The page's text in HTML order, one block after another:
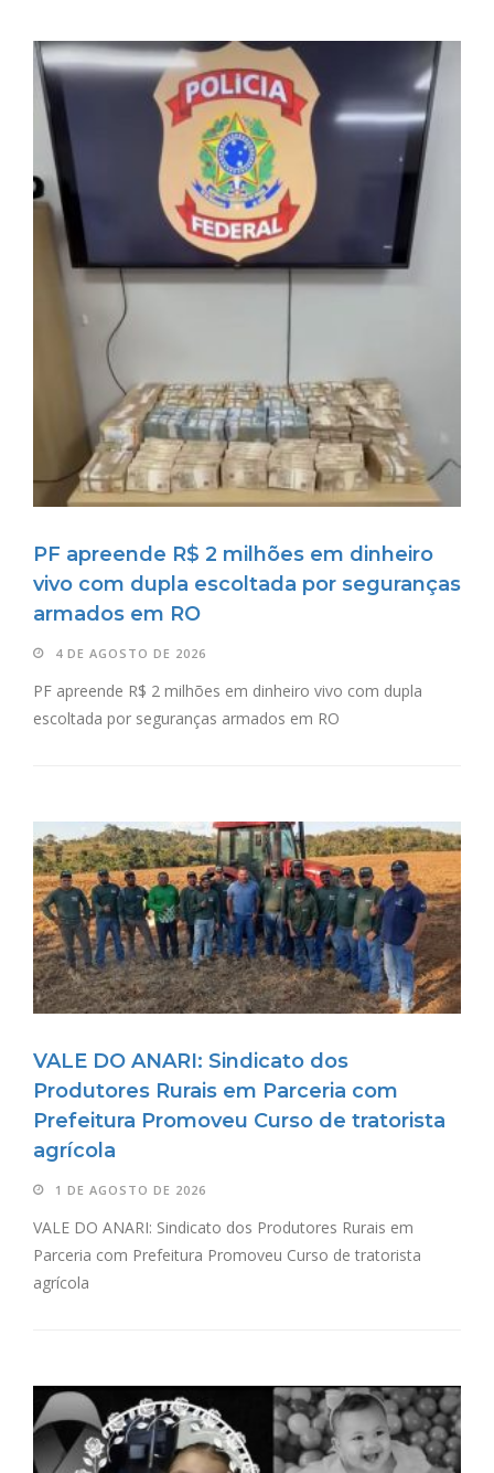
PF apreende R$ 2 milhões em dinheiro
vivo com dupla escoltada por seguranças
armados em RO
4 DE AGOSTO DE 2026
PF apreende R$ 2 milhões em dinheiro vivo com dupla
escoltada por seguranças armados em RO
VALE DO ANARI: Sindicato dos
Produtores Rurais em Parceria com
Prefeitura Promoveu Curso de tratorista
agrícola
1 DE AGOSTO DE 2026
VALE DO ANARI: Sindicato dos Produtores Rurais em
Parceria com Prefeitura Promoveu Curso de tratorista
agrícola